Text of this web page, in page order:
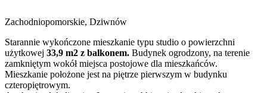
Zachodniopomorskie, Dziwnów
Starannie wykończone mieszkanie typu studio o powierzchni
użytkowej 33,9 m2 z balkonem. Budynek ogrodzony, na terenie
zamkniętym wokół miejsca postojowe dla mieszkańców.
Mieszkanie położone jest na piętrze pierwszym w budynku
czteropiętrowym.